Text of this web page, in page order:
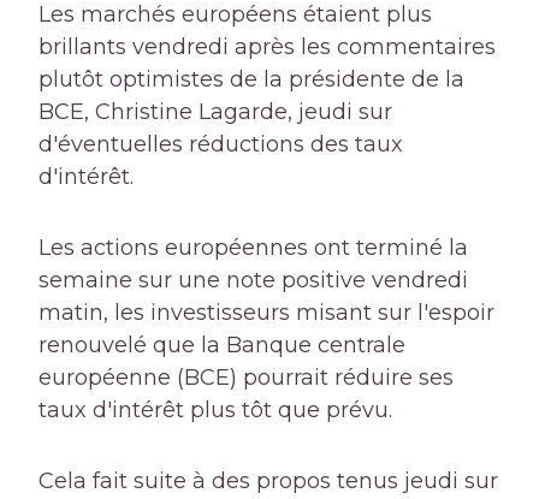
Les marchés européens étaient plus
brillants vendredi après les commentaires
plutôt optimistes de la présidente de la
BCE, Christine Lagarde, jeudi sur
d'éventuelles réductions des taux
d'intérêt.
Les actions européennes ont terminé la
semaine sur une note positive vendredi
matin, les investisseurs misant sur l'espoir
renouvelé que la Banque centrale
européenne (BCE) pourrait réduire ses
taux d'intérêt plus tôt que prévu.
Cela fait suite à des propos tenus jeudi sur